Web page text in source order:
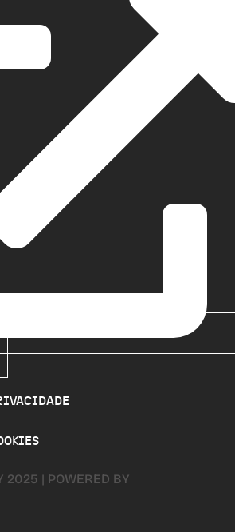
2025 | POWERED BY